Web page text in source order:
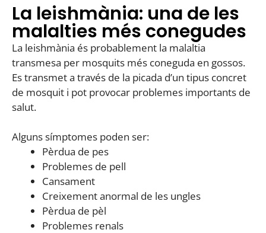
La leishmània: una de les
malalties més conegudes
La leishmània és probablement la malaltia
transmesa per mosquits més coneguda en gossos.
Es transmet a través de la picada d’un tipus concret
de mosquit i pot provocar problemes importants de
salut.
Alguns símptomes poden ser:
Pèrdua de pes
Problemes de pell
Cansament
Creixement anormal de les ungles
Pèrdua de pèl
Problemes renals